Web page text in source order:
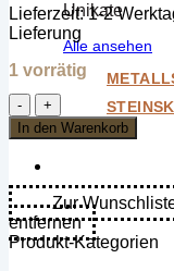
Unikate
Alle ansehen
Lieferzeit:1-2
Lieferung
1 vorrätig
Hundehalsband
(mittel
/
25-
Samburu
Menge
In den Warenkorb
Zur
entfernen
Produkt-Kategorien